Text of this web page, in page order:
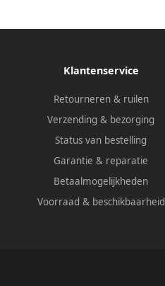
Klantenservice
Retourneren & ruilen
Verzending & bezorging
Status van bestelling
Garantie & reparatie
Betaalmogelijkheden
Voorraad & beschikbaarheid